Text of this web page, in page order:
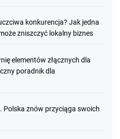
konkurencja? Jak jedna
zniszczyć lokalny biznes
elementów złącznych dla
poradnik dla
Polska znów przyciąga swoich